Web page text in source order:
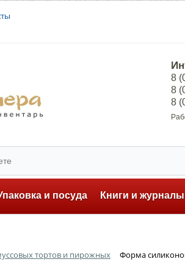
8
8
8
и посуда Книги и журналы
тортов и пирожных Форма